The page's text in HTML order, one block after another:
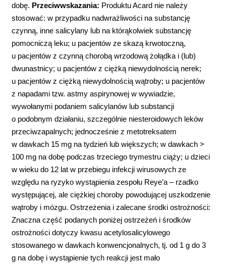
dobę. Przeciwwskazania: Produktu Acard nie należy
stosować: w przypadku nadwrażliwości na substancję
czynną, inne salicylany lub na którąkolwiek substancję
pomocniczą leku; u pacjentów ze skazą krwotoczną,
u pacjentów z czynną chorobą wrzodową żołądka i (lub)
dwunastnicy; u pacjentów z ciężką niewydolnością nerek;
u pacjentów z ciężką niewydolnością wątroby; u pacjentów
z napadami tzw. astmy aspirynowej w wywiadzie,
wywołanymi podaniem salicylanów lub substancji
o podobnym działaniu, szczególnie niesteroidowych leków
przeciwzapalnych; jednocześnie z metotreksatem
w dawkach 15 mg na tydzień lub większych; w dawkach >
100 mg na dobę podczas trzeciego trymestru ciąży; u dzieci
w wieku do 12 lat w przebiegu infekcji wirusowych ze
względu na ryzyko wystąpienia zespołu Reye’a – rzadko
występującej, ale ciężkiej choroby powodującej uszkodzenie
wątroby i mózgu. Ostrzeżenia i zalecane środki ostrożności:
Znaczna część podanych poniżej ostrzeżeń i środków
ostrożności dotyczy kwasu acetylosalicylowego
stosowanego w dawkach konwencjonalnych, tj. od 1 g do 3
g na dobę i wystąpienie tych reakcji jest mało